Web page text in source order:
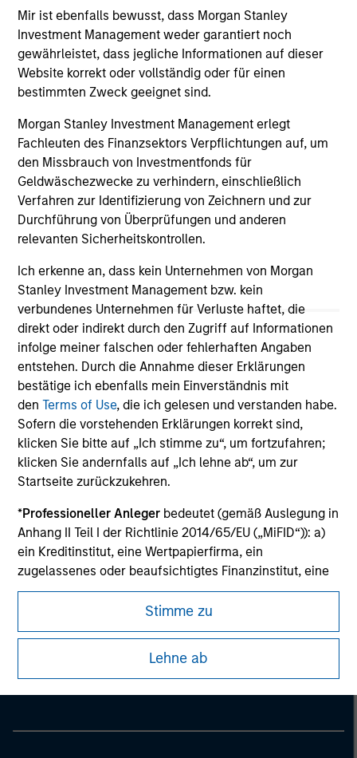
Mir ist ebenfalls bewusst, dass Morgan Stanley
Investment Management weder garantiert noch
gewährleistet, dass jegliche Informationen auf dieser
Website korrekt oder vollständig oder für einen
bestimmten Zweck geeignet sind.
Morgan Stanley Investment Management erlegt
Fachleuten des Finanzsektors Verpflichtungen auf, um
den Missbrauch von Investmentfonds für
Geldwäschezwecke zu verhindern, einschließlich
Verfahren zur Identifizierung von Zeichnern und zur
Durchführung von Überprüfungen und anderen
relevanten Sicherheitskontrollen.
Ich erkenne an, dass kein Unternehmen von Morgan
Stanley Investment Management bzw. kein
verbundenes Unternehmen für Verluste haftet, die
direkt oder indirekt durch den Zugriff auf Informationen
infolge meiner falschen oder fehlerhaften Angaben
entstehen. Durch die Annahme dieser Erklärungen
bestätige ich ebenfalls mein Einverständnis mit
denTerms of Use, die ich gelesen und verstanden habe.
Sofern die vorstehenden Erklärungen korrekt sind,
klicken Sie bitte auf „Ich stimme zu“, um fortzufahren;
klicken Sie andernfalls auf „Ich lehne ab“, um zur
Startseite zurückzukehren.
*Professioneller Anleger bedeutet (gemäß Auslegung in
Anhang II Teil I der Richtlinie 2014/65/EU („MiFID“)): a)
ein Kreditinstitut, eine Wertpapierfirma, ein
zugelassenes oder beaufsichtigtes Finanzinstitut, eine
Versicherungsgesellschaft, ein Organismus für
gemeinsame Anlagen oder dessen
Verwaltungsgesellschaft, ein Pensionsfonds oder
oder Waren-Derivatehändler oder ein sonstiger
Stimme zu
Lehne ab
compelling valuations.
May not represent all Team Members.
The information on this page is for informational
purposes only. The information contained herein does
not constitute and should not be construed as an
offering of advisory services or an offer to sell or a
jurisdiction in which such offer or solicitation,
purchase or sale would be unlawful under the
securities, insurance or other laws of such jurisdiction.
All investing involves risks, including a loss of principal.
Please refer to the strategy detail page for important
information on the strategy, including additional risk
considerations.
Morgan Stanley
Morgan Stanley Careers